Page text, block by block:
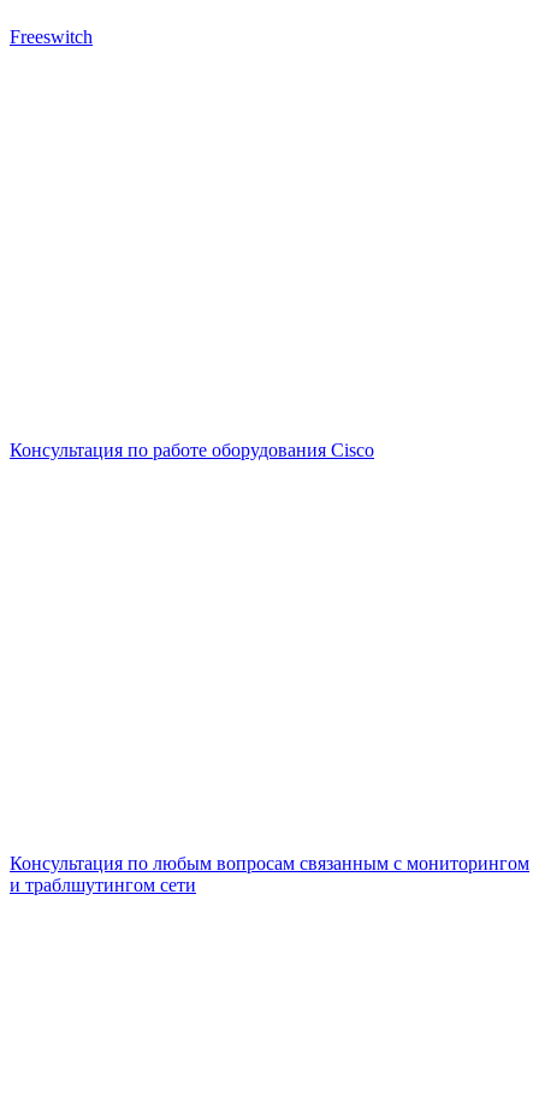
Freeswitch
Консультация по работе оборудования Cisco
Консультация по любым вопросам связанным с мониторингом
и траблшутингом сети